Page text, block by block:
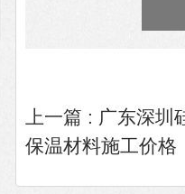
上一篇 : 广东深圳
保温材料施工价格